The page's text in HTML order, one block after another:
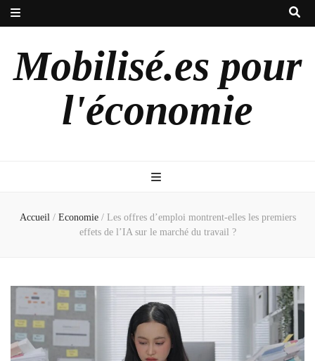
Mobilisé.es pour
l'économie
Accueil / Economie / Les offres d’emploi montrent-elles les premiers
effets de l’IA sur le marché du travail ?